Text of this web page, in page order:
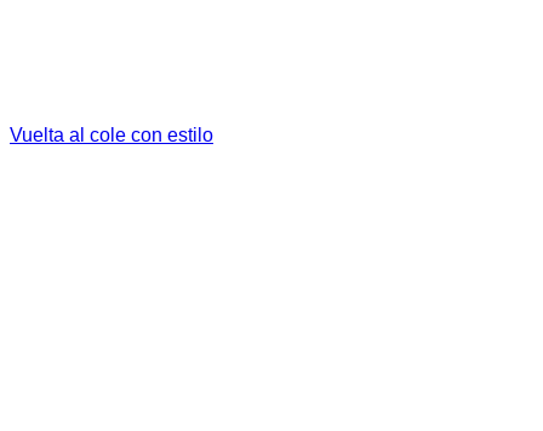
Vuelta al cole con estilo